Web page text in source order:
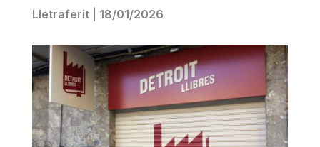
Lletraferit| 18/01/2026